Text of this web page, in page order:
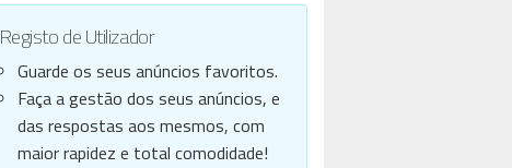
Registo de Utilizador
Guarde os seus anúncios favoritos.
Faça a gestão dos seus anúncios, e
das respostas aos mesmos, com
maior rapidez e total comodidade!